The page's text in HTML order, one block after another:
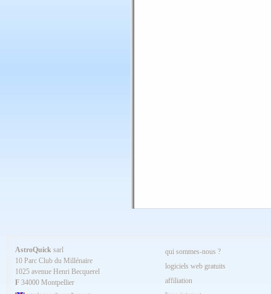
AstroQuick sarl
10 Parc Club du Millénaire
1025 avenue Henri Becquerel
F 34000 Montpellier
qui sommes-nous ?
logiciels web gratuits
affiliation